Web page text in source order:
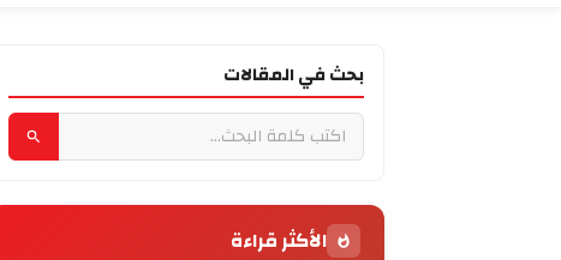
بحث في المقالات
الأكثر قراءة